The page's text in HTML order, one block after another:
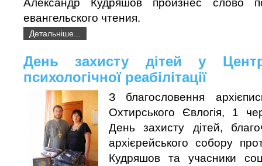
Александр Кудряшов произнес слово
евангельского чтения.
Детальніше...
День захисту дітей у
психологічної реабілітації
З благословення
Охтирського Євлогія, 1
День захисту дітей,
архієрейського собору
Кудряшов та учасники